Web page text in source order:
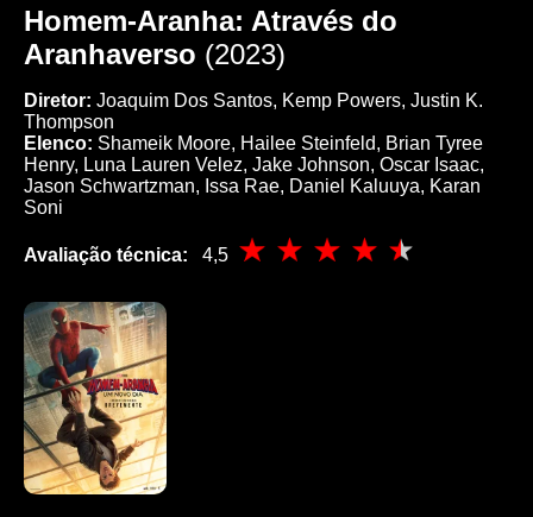
Homem-Aranha: Através do
Aranhaverso (2023)
Diretor: Joaquim Dos Santos, Kemp Powers, Justin K.
Thompson
Elenco: Shameik Moore, Hailee Steinfeld, Brian Tyree
Henry, Luna Lauren Velez, Jake Johnson, Oscar Isaac,
Jason Schwartzman, Issa Rae, Daniel Kaluuya, Karan
Soni
Avaliação técnica: 4,5